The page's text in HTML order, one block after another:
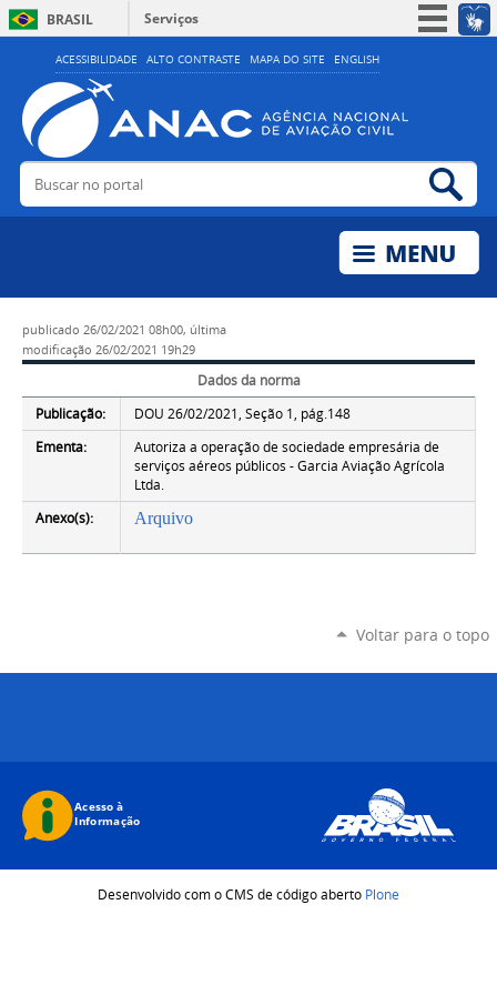
ACESSIBILIDADE ALTO CONTRASTE MAPA DO SITE ENGLISH
BRASIL
Serviços
Simplifique!
Acesso à informação
Legislação
Buscar no portal
publicado 26/02/2021 08h00, última
modificação 26/02/2021 19h29
Dados da norma
Publicação:
DOU 26/02/2021, Seção 1, pág.148
Ementa:
Autoriza a operação de sociedade empresária de
serviços aéreos públicos - Garcia Aviação Agrícola
Ltda.
Anexo(s):
Arquivo
Voltar para o topo
Desenvolvido com o CMS de código aberto Plone